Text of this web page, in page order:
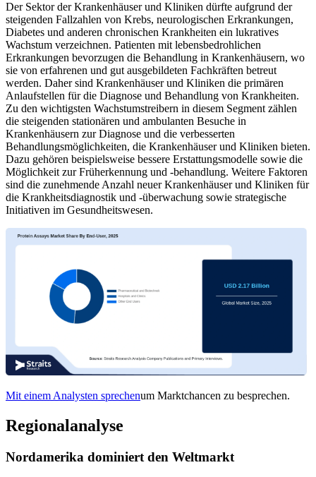
Der Sektor der Krankenhäuser und Kliniken dürfte aufgrund der
steigenden Fallzahlen von Krebs, neurologischen Erkrankungen,
Diabetes und anderen chronischen Krankheiten ein lukratives
Wachstum verzeichnen. Patienten mit lebensbedrohlichen
Erkrankungen bevorzugen die Behandlung in Krankenhäusern, wo
sie von erfahrenen und gut ausgebildeten Fachkräften betreut
werden. Daher sind Krankenhäuser und Kliniken die primären
Anlaufstellen für die Diagnose und Behandlung von Krankheiten.
Zu den wichtigsten Wachstumstreibern in diesem Segment zählen
die steigenden stationären und ambulanten Besuche in
Krankenhäusern zur Diagnose und die verbesserten
Behandlungsmöglichkeiten, die Krankenhäuser und Kliniken bieten.
Dazu gehören beispielsweise bessere Erstattungsmodelle sowie die
Möglichkeit zur Früherkennung und -behandlung. Weitere Faktoren
sind die zunehmende Anzahl neuer Krankenhäuser und Kliniken für
die Krankheitsdiagnostik und -überwachung sowie strategische
Initiativen im Gesundheitswesen.
Mit einem Analysten sprechenum Marktchancen zu besprechen.
Regionalanalyse
Nordamerika dominiert den Weltmarkt